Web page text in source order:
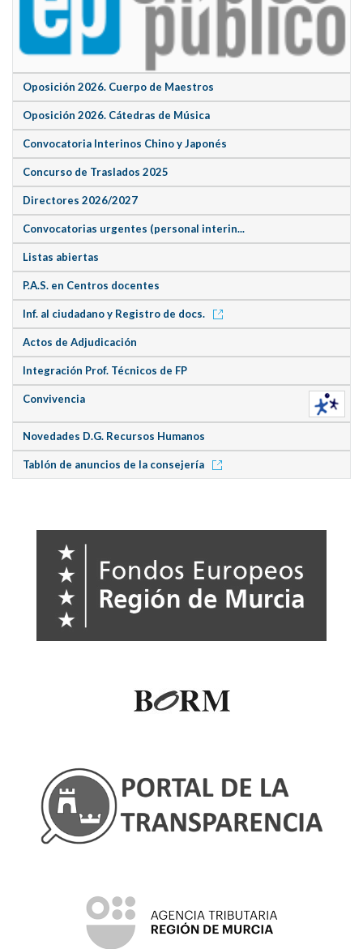
Oposición 2026. Cuerpo de Maestros
Oposición 2026. Cátedras de Música
Convocatoria Interinos Chino y Japonés
Concurso de Traslados 2025
Directores 2026/2027
Convocatorias urgentes (personal interin...
Listas abiertas
P.A.S. en Centros docentes
Inf. al ciudadano y Registro de docs.
Actos de Adjudicación
Integración Prof. Técnicos de FP
Convivencia
Novedades D.G. Recursos Humanos
Tablón de anuncios de la consejería